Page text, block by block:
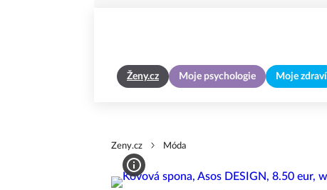
Ženy.cz Moje psychologie Moje zdraví
Zeny.cz Móda